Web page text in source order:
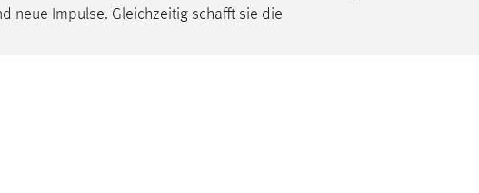
neue Impulse. Gleichzeitig schafft sie die